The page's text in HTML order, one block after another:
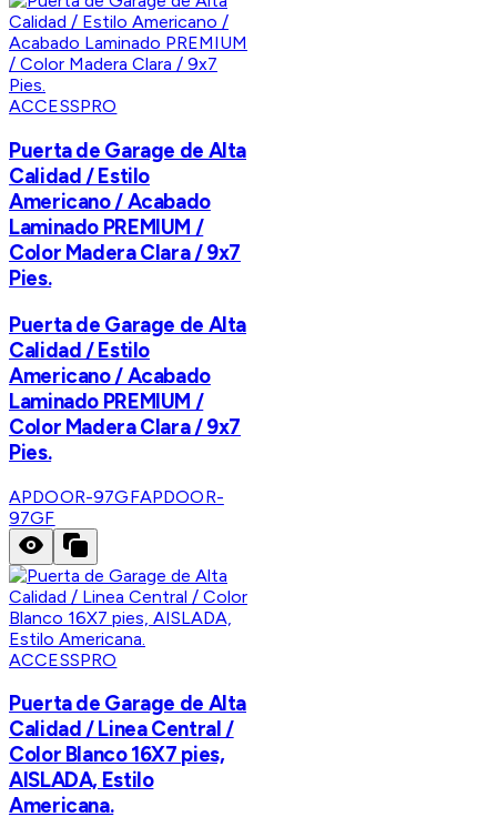
ACCESSPRO
Puerta de Garage de Alta
Calidad / Estilo
Americano / Acabado
Laminado PREMIUM /
Color Madera Clara / 9x7
Pies.
Puerta de Garage de Alta
Calidad / Estilo
Americano / Acabado
Laminado PREMIUM /
Color Madera Clara / 9x7
Pies.
APDOOR-97GFAPDOOR-
97GF
ACCESSPRO
Puerta de Garage de Alta
Calidad / Linea Central /
Color Blanco 16X7 pies,
AISLADA, Estilo
Americana.